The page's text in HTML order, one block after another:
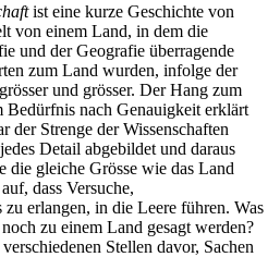
ist eine kurze Geschichte von
von einem Land, in dem die
und der Geografie überragende
zum Land wurden, infolge der
und grösser. Der Hang zum
Bedürfnis nach Genauigkeit erklärt
der Strenge der Wissenschaften
Detail abgebildet und daraus
die gleiche Grösse wie das Land
dass Versuche,
erlangen, in die Leere führen. Was
zu einem Land gesagt werden?
Stellen davor, Sachen